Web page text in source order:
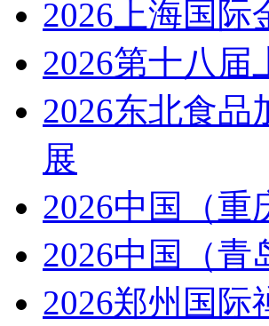
2026上海国际
2026第十八届
2026东北食品
展
2026中国（重
2026中国（青
2026郑州国际